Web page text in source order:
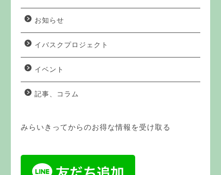
お知らせ
イバスクプロジェクト
イベント
記事、コラム
みらいきってからのお得な情報を受け取る